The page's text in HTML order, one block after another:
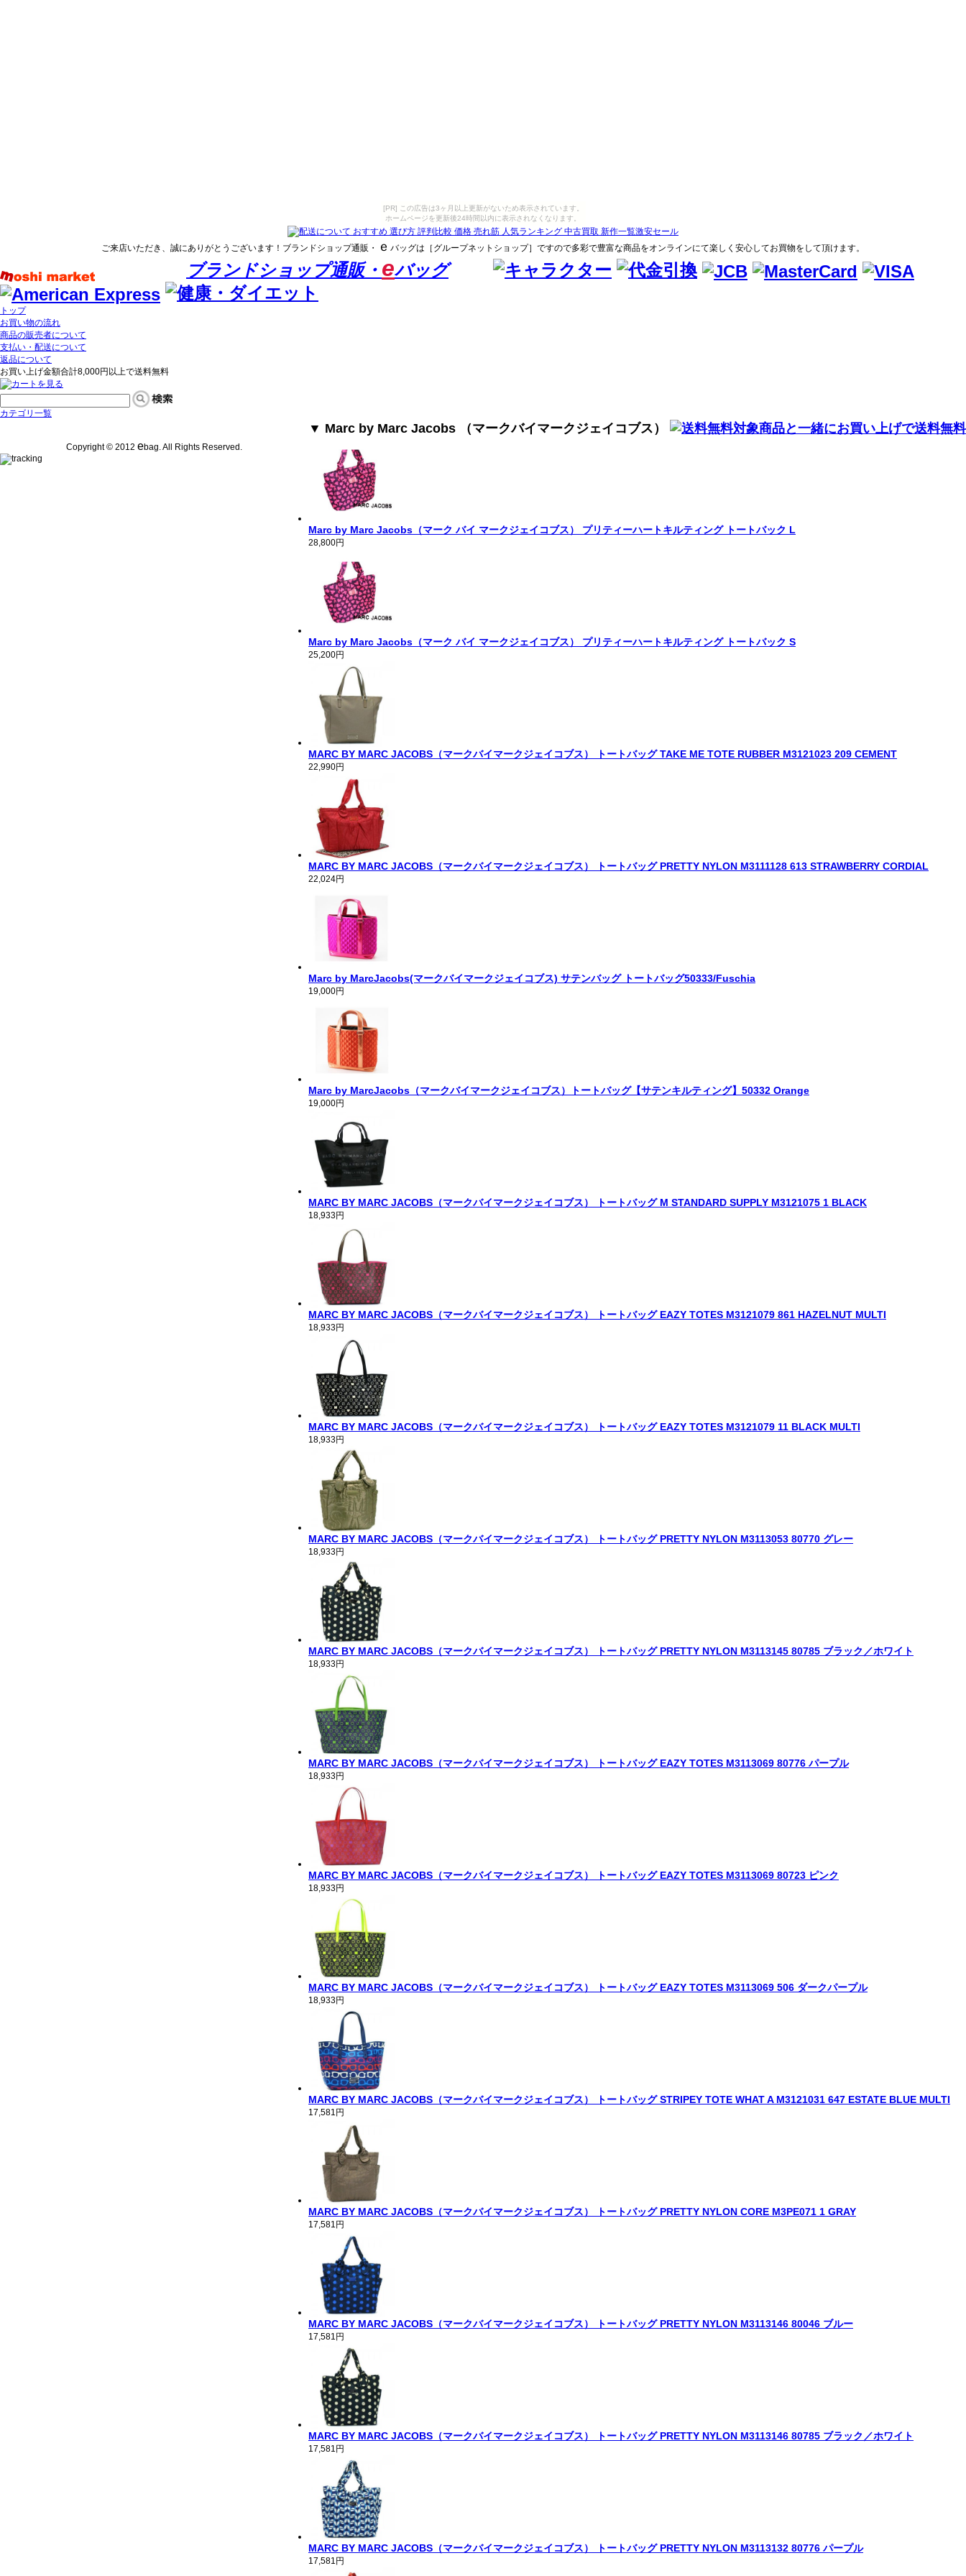
[PR] この広告は3ヶ月以上更新がないため表示されています。
ホームページを更新後24時間以内に表示されなくなります。
ご来店いただき、誠にありがとうございます！ブランドショップ通販・ ｅ バッグは［グループネットショップ］ですので多彩で豊富な商品をオンラインにて楽しく安心してお買物をして頂けます。
ブランドショップ通販・ eバッグ
トップ
お買い物の流れ
商品の販売者について
支払い・配送について
返品について
お買い上げ金額合計8,000円以上で送料無料
カテゴリ一覧
▼ Marc by Marc Jacobs （マークバイマークジェイコブス）
Marc by Marc Jacobs（マーク バイ マークジェイコブス） プリティーハートキルティング トートバック L
28,800円
Marc by Marc Jacobs（マーク バイ マークジェイコブス） プリティーハートキルティング トートバック S
25,200円
MARC BY MARC JACOBS（マークバイマークジェイコブス） トートバッグ TAKE ME TOTE RUBBER M3121023 209 CEMENT
22,990円
MARC BY MARC JACOBS（マークバイマークジェイコブス） トートバッグ PRETTY NYLON M3111128 613 STRAWBERRY CORDIAL
22,024円
Marc by MarcJacobs(マークバイマークジェイコブス) サテンバッグ トートバッグ50333/Fuschia
19,000円
Marc by MarcJacobs（マークバイマークジェイコブス）トートバッグ【サテンキルティング】50332 Orange
19,000円
MARC BY MARC JACOBS（マークバイマークジェイコブス） トートバッグ M STANDARD SUPPLY M3121075 1 BLACK
18,933円
MARC BY MARC JACOBS（マークバイマークジェイコブス） トートバッグ EAZY TOTES M3121079 861 HAZELNUT MULTI
18,933円
MARC BY MARC JACOBS（マークバイマークジェイコブス） トートバッグ EAZY TOTES M3121079 11 BLACK MULTI
18,933円
MARC BY MARC JACOBS（マークバイマークジェイコブス） トートバッグ PRETTY NYLON M3113053 80770 グレー
18,933円
MARC BY MARC JACOBS（マークバイマークジェイコブス） トートバッグ PRETTY NYLON M3113145 80785 ブラック／ホワイト
18,933円
MARC BY MARC JACOBS（マークバイマークジェイコブス） トートバッグ EAZY TOTES M3113069 80776 パープル
18,933円
MARC BY MARC JACOBS（マークバイマークジェイコブス） トートバッグ EAZY TOTES M3113069 80723 ピンク
18,933円
MARC BY MARC JACOBS（マークバイマークジェイコブス） トートバッグ EAZY TOTES M3113069 506 ダークパープル
18,933円
MARC BY MARC JACOBS（マークバイマークジェイコブス） トートバッグ STRIPEY TOTE WHAT A M3121031 647 ESTATE BLUE MULTI
17,581円
MARC BY MARC JACOBS（マークバイマークジェイコブス） トートバッグ PRETTY NYLON CORE M3PE071 1 GRAY
17,581円
MARC BY MARC JACOBS（マークバイマークジェイコブス） トートバッグ PRETTY NYLON M3113146 80046 ブルー
17,581円
MARC BY MARC JACOBS（マークバイマークジェイコブス） トートバッグ PRETTY NYLON M3113146 80785 ブラック／ホワイト
17,581円
MARC BY MARC JACOBS（マークバイマークジェイコブス） トートバッグ PRETTY NYLON M3113132 80776 パープル
17,581円
Copyright © 2012 ebag. All Rights Reserved.